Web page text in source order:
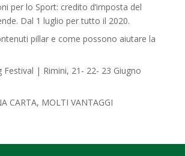
per lo Sport: credito d’imposta del
Dal 1 luglio per tutto il 2020.
pillar e come possono aiutare la
Festival | Rimini, 21- 22- 23 Giugno
CARTA, MOLTI VANTAGGI